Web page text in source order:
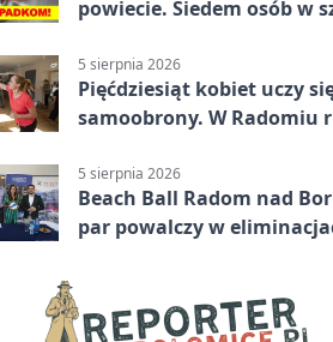
powiecie. Siedem osób w
5 sierpnia 2026
Pięćdziesiąt kobiet uczy
samoobrony. W Radomiu
5 sierpnia 2026
Beach Ball Radom nad
par powalczy w